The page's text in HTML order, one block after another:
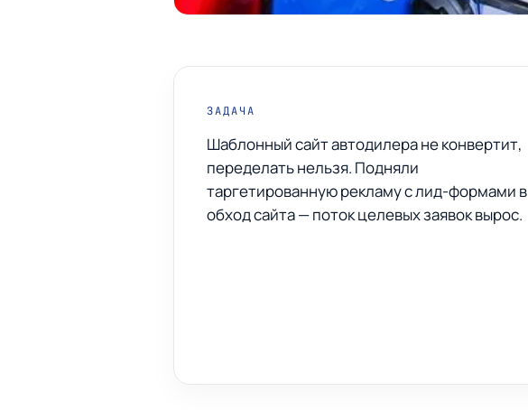
ЗАДАЧА
Шаблонный сайт автодилера не конвертит,
переделать нельзя. Подняли
таргетированную рекламу с лид-формами в
обход сайта — поток целевых заявок вырос.